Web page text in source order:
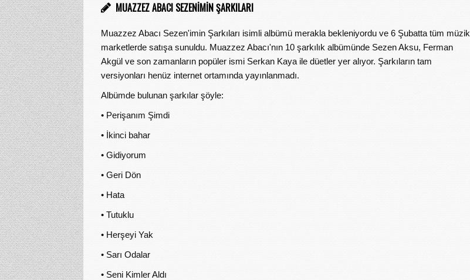
MUAZZEZ ABACI SEZENIMIN ŞARKILARI
Muazzez Abacı Sezen'imin Şarkıları isimli albümü merakla bekleniyordu ve 6 Şubatta tüm müzik
marketlerde satışa sunuldu. Muazzez Abacı'nın 10 şarkılık albümünde Sezen Aksu, Ferman
Akgül ve son zamanların popüler ismi Serkan Kaya ile düetler yer alıyor. Şarkıların tam
versiyonları henüz internet ortamında yayınlanmadı.
Albümde bulunan şarkılar şöyle:
• Perişanım Şimdi
• İkinci bahar
• Gidiyorum
• Geri Dön
• Hata
• Tutuklu
• Herşeyi Yak
• Sarı Odalar
• Seni Kimler Aldı